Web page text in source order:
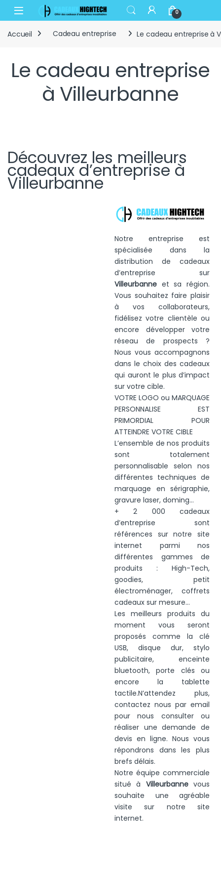
Skip to navigation
Skip to content
Open 0
Accueil Cadeau entreprise Le cadeau entreprise à
Le cadeau entreprise
à Villeurbanne
Découvrez les meilleurs
cadeaux d’entreprise à
Villeurbanne
Notre entreprise est
spécialisée dans la
distribution de cadeaux
d’entreprise sur
Villeurbanne et sa région.
Vous souhaitez faire plaisir
à vos collaborateurs,
fidélisez votre clientèle ou
encore développer votre
réseau de prospects ?
Nous vous accompagnons
dans le choix des cadeaux
qui auront le plus d’impact
sur votre cible.
VOTRE LOGO ou MARQUAGE
PERSONNALISE EST
PRIMORDIAL POUR
ATTEINDRE VOTRE CIBLE
L’ensemble de nos produits
sont totalement
personnalisable selon nos
différentes techniques de
marquage en sérigraphie,
gravure laser, doming…
+ 2 000 cadeaux
d’entreprise sont
références sur notre site
internet parmi nos
différentes gammes de
produits : High-Tech,
goodies, petit
électroménager, coffrets
cadeaux sur mesure…
Les meilleurs produits du
moment vous seront
proposés comme la clé
USB, disque dur, stylo
publicitaire, enceinte
bluetooth, porte clés ou
encore la tablette
tactile.N’attendez plus,
contactez nous par email
pour nous consulter ou
réaliser une demande de
devis en ligne. Nous vous
répondrons dans les plus
brefs délais.
Notre équipe commerciale
situé à Villeurbannevous
souhaite une agréable
visite sur notre site
internet.